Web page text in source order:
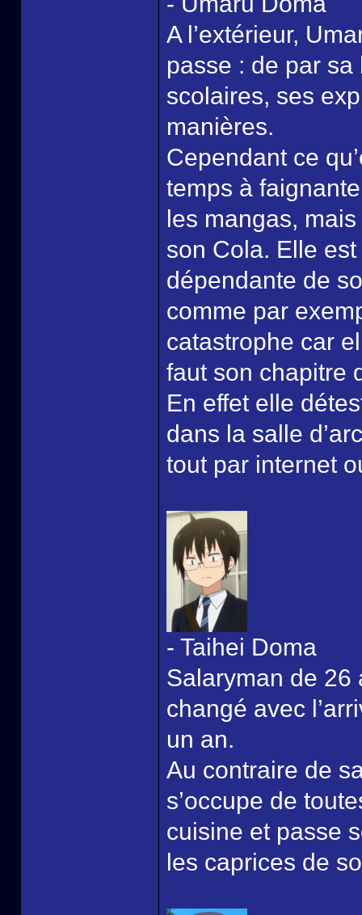
A l’extérieur,
passe : de par
scolaires, ses
manières.
Cependant ce
temps à
les mangas,
son Cola. Elle
dépendante de
comme par
catastrophe car
faut son chapitre
En effet elle
dans la salle
tout par internet
- Taihei Doma
Salaryman de 26
changé avec
un an.
Au contraire de
s’occupe de
cuisine et passe
les caprices de